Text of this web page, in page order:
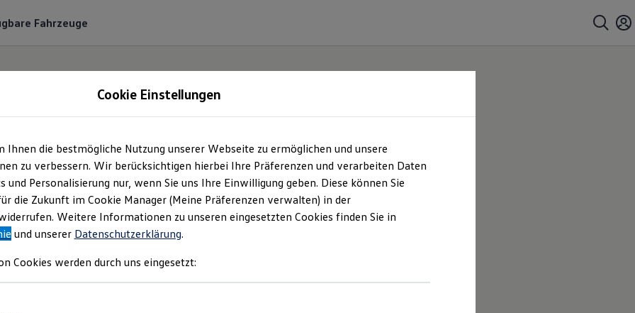
Fahrzeuge
Besitzer und Service
Reparatur und Service
Cookie Einstellungen
Ihnen die bestmögliche Nutzung unserer Webseite zu ermöglichen und unsere
zu verbessern. Wir berücksichtigen hierbei Ihre Präferenzen und verarbeiten Daten
Personalisierung nur, wenn Sie uns Ihre Einwilligung geben. Diese können Sie
die Zukunft im Cookie Manager (Meine Präferenzen verwalten) in der
Weitere Informationen zu unseren eingesetzten Cookies finden Sie in
und unserer Datenschutzerklärung.
Cookies werden durch uns eingesetzt: